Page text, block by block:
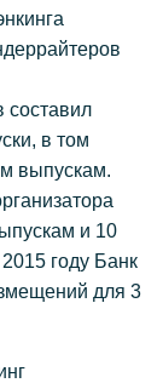
составил
в том
выпускам.
и 10
году Банк
для 3